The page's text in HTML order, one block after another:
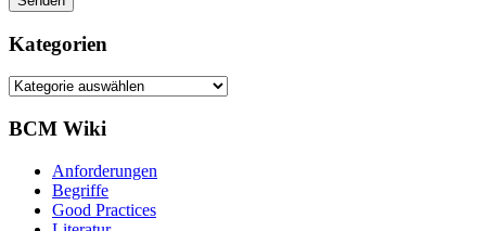
Kategorien
Kategorien
BCM Wiki
Anforderungen
Begriffe
Good Practices